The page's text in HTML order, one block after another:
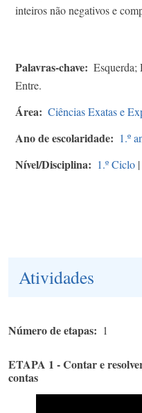
inteiros não negativos e
Palavras-chave
Esquerda;
Entre.
Área Ciências Exatas e
Ano de escolaridade 1.º
Nível/Disciplina 1.º Ciclo |
Atividades
Número de etapas 1
ETAPA 1 - Contar e
contas